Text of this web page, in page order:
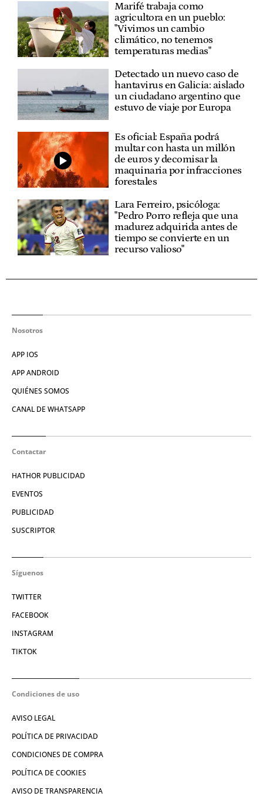
Marifé trabaja como
agricultora en un pueblo:
"Vivimos un cambio
climático, no tenemos
temperaturas medias"
Detectado un nuevo caso de
hantavirus en Galicia: aislado
un ciudadano argentino que
estuvo de viaje por Europa
Es oficial: España podrá
multar con hasta un millón
de euros y decomisar la
maquinaria por infracciones
forestales
Lara Ferreiro, psicóloga:
"Pedro Porro refleja que una
madurez adquirida antes de
tiempo se convierte en un
recurso valioso"
Nosotros
APP IOS
APP ANDROID
QUIÉNES SOMOS
CANAL DE WHATSAPP
Contactar
HATHOR PUBLICIDAD
EVENTOS
PUBLICIDAD
SUSCRIPTOR
Síguenos
TWITTER
FACEBOOK
INSTAGRAM
TIKTOK
Condiciones de uso
AVISO LEGAL
POLÍTICA DE PRIVACIDAD
CONDICIONES DE COMPRA
POLÍTICA DE COOKIES
AVISO DE TRANSPARENCIA